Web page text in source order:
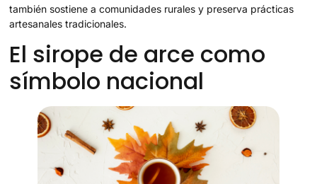
también sostiene a comunidades rurales y preserva prácticas
artesanales tradicionales.
El sirope de arce como
símbolo nacional